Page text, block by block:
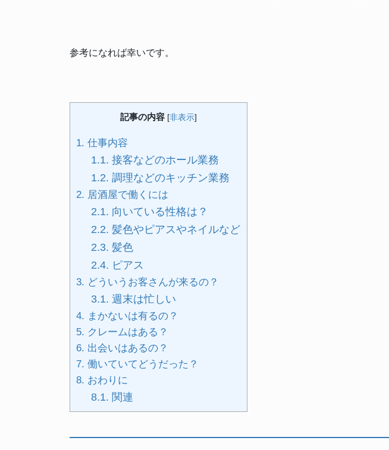
参考になれば幸いです。
記事の内容 [非表示]
1. 仕事内容
1.1. 接客などのホール業務
1.2. 調理などのキッチン業務
2. 居酒屋で働くには
2.1. 向いている性格は？
2.2. 髪色やピアスやネイルなど
2.3. 髪色
2.4. ピアス
3. どういうお客さんが来るの？
3.1. 週末は忙しい
4. まかないは有るの？
5. クレームはある？
6. 出会いはあるの？
7. 働いていてどうだった？
8. おわりに
8.1. 関連